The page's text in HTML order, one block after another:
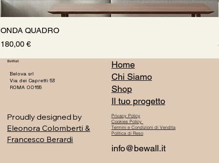
ONDA QUADRO
Prezzo
180,00 €
Proudly designed by
Eleonora Colomberti &
Francesco Berardi
BeWall
Belova srl
Via dei Capretti 53
ROMA 00155
Home
Chi Siamo
Shop
Il tuo progetto
Privacy Policy
Cookies Policy
Termini e Condizioni di Vendita
Politica di Reso
info@bewall.it